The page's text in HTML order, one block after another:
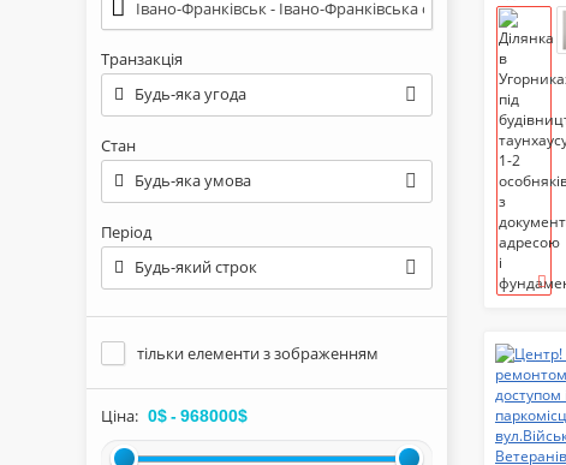
Транзакція
Будь-яка угода
Стан
Будь-яка умова
Період
Будь-який строк
тільки елементи з зображенням
Ціна: 0$-968000$